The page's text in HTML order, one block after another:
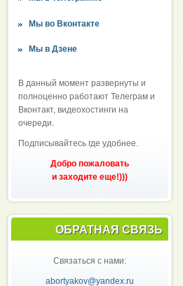
Мы во Вконтакте
Мы в Дзене
В данный момент развернуты и
полноценно работают Телеграм и
Вконтакт, видеохостинги на
очереди.
Подписывайтесь где удобнее.
Добро пожаловать
и заходите еще!)))
ОБРАТНАЯ СВЯЗЬ
Связаться с нами:
abortyakov@yandex.ru